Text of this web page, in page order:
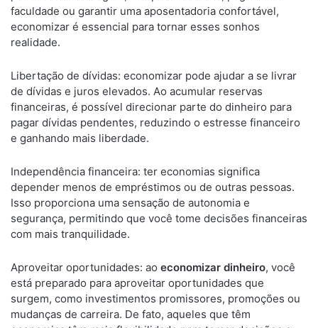
faculdade ou garantir uma aposentadoria confortável,
economizar é essencial para tornar esses sonhos
realidade.
Libertação de dívidas: economizar pode ajudar a se livrar
de dívidas e juros elevados. Ao acumular reservas
financeiras, é possível direcionar parte do dinheiro para
pagar dívidas pendentes, reduzindo o estresse financeiro
e ganhando mais liberdade.
Independência financeira: ter economias significa
depender menos de empréstimos ou de outras pessoas.
Isso proporciona uma sensação de autonomia e
segurança, permitindo que você tome decisões financeiras
com mais tranquilidade.
Aproveitar oportunidades: ao economizar dinheiro, você
está preparado para aproveitar oportunidades que
surgem, como investimentos promissores, promoções ou
mudanças de carreira. De fato, aqueles que têm